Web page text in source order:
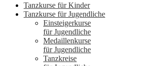
Tanzkurse für Kinder
Tanzkurse für Jugendliche
Einsteigerkurse
für Jugendliche
Medaillenkurse
für Jugendliche
Tanzkreise